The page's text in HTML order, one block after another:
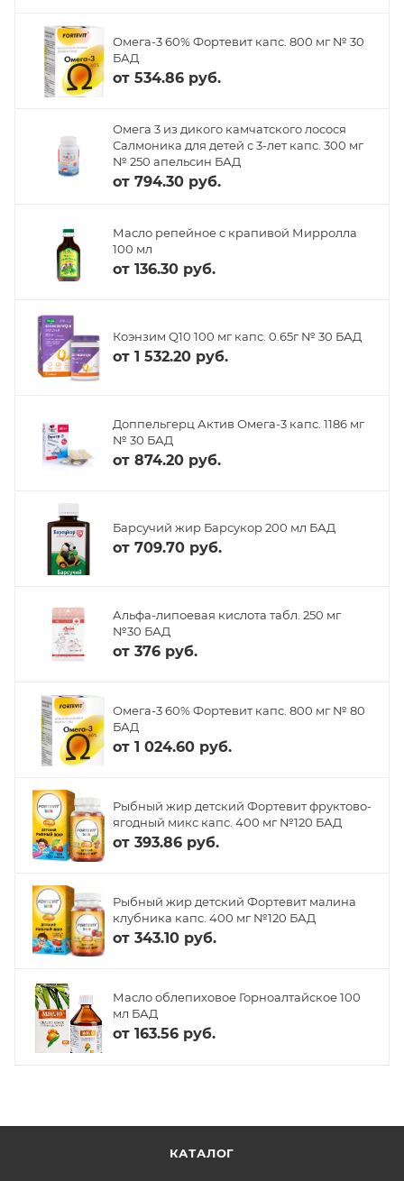
Омега-3 60% Фортевит капс. 800 мг № 30
БАД
от 534.86 руб.
Омега 3 из дикого камчатского лосося
Салмоника для детей с 3-лет капс. 300 мг
№ 250 апельсин БАД
от 794.30 руб.
Масло репейное с крапивой Мирролла
100 мл
от 136.30 руб.
Коэнзим Q10 100 мг капс. 0.65г № 30 БАД
от 1 532.20 руб.
Доппельгерц Актив Омега-3 капс. 1186 мг
№ 30 БАД
от 874.20 руб.
Барсучий жир Барсукор 200 мл БАД
от 709.70 руб.
Альфа-липоевая кислота табл. 250 мг
№30 БАД
от 376 руб.
Омега-3 60% Фортевит капс. 800 мг № 80
БАД
от 1 024.60 руб.
Рыбный жир детский Фортевит фруктово-
ягодный микс капс. 400 мг №120 БАД
от 393.86 руб.
Рыбный жир детский Фортевит малина
клубника капс. 400 мг №120 БАД
от 343.10 руб.
Масло облепиховое Горноалтайское 100
мл БАД
от 163.56 руб.
КАТАЛОГ